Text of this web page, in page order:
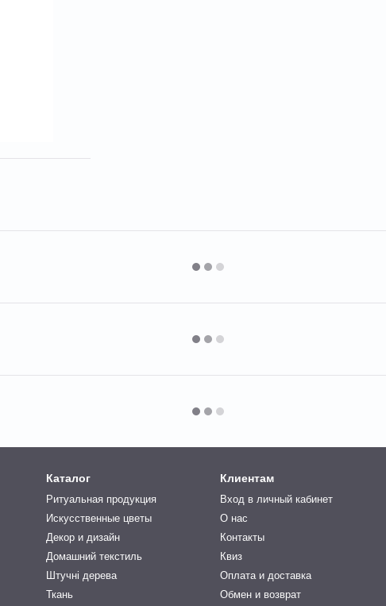
Каталог
Ритуальная продукция
Искусственные цветы
Декор и дизайн
Домашний текстиль
Штучні дерева
Ткань
Клиентам
Вход в личный кабинет
О нас
Контакты
Квиз
Оплата и доставка
Обмен и возврат